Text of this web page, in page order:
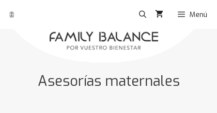
Menú
Asesorías maternales